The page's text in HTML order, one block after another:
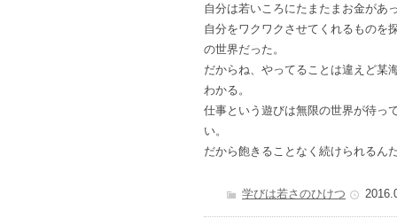
自分は若いころにたまたまお金があ
自分をワクワクさせてくれるものを
の世界だった。
だからね、やってることは違えど某
わかる。
仕事という遊びは無限の世界が待っ
い。
だから飽きることなく続けられるん
学びは若さのひけつ